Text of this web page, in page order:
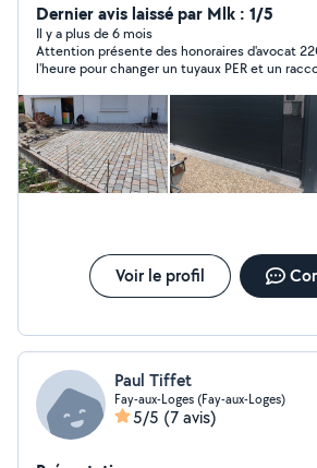
sol souple, Electricité, plomberie ,ainsi
maçonnerie et terrassement Diplôme
Dernier avis laissé par Mlk : 1/5
Il y a plus de 6 mois
Attention présente des honoraires d'avocat 220 euros de
l'heure pour changer un tuyaux PER et un
Voir le profil
Paul Tiffet
Fay-aux-Loges (Fay-aux-Loges)
5/5 (7 avis)